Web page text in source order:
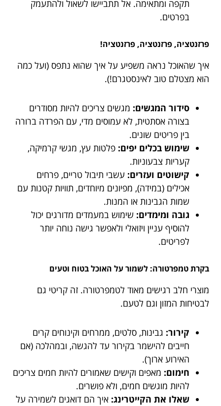
תקפה ומתאימה. אל תתביישו לשאול ולהתעמק
בפרטים.
פרזנטציה, פרזנטציה, פרזנטציה!
איך שהאוכל נראה משפיע על איך שהוא נתפס (ועל כמה
הוא מצטלם טוב לאינסטגרם!).
סידור המגשים: מגשים צריכים להיות מסודרים
בצורה אסתטית, לא עמוסים מדי, עם הפרדה ברורה
בין פריטים שונים.
שימוש בכלים יפים: פלטות עץ, מגשי קרמיקה,
קעריות צבעוניות.
קישוטים ועזרים: עשבי תיבול טריים, פרחים
אכילים (במידה), מפיונים מיוחדים, תוויות קטנות עם
שמות הגבינות או המנות.
גובה ומימדים: שימוש במעמדים מדורגים יכול
להוסיף עניין ויזואלי ולאפשר גישה נוחה יותר
לפריטים.
בקרת טמפרטורה: לשמור על האוכל בטוח וטעים
מוצרי חלב רגישים מאוד לטמפרטורה. זה קריטי גם
לבטיחות המזון וגם לטעם.
קירור: גבינות, סלטים, ממרחים וקינוחים קרים
חייבים להישמר בקירור עד להגשה, ובמהלכה (אם
האירוע ארוך).
חימום: מאפים וקישים שאמורים להיות חמים צריכים
להיות מוגשים חמים, ולא פושרים.
שאלו את הקייטרינג: איך הם דואגים לשמירה על